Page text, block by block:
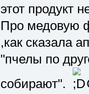
этот продукт
Про медовую
,как сказала
"пчелы по
собирают".